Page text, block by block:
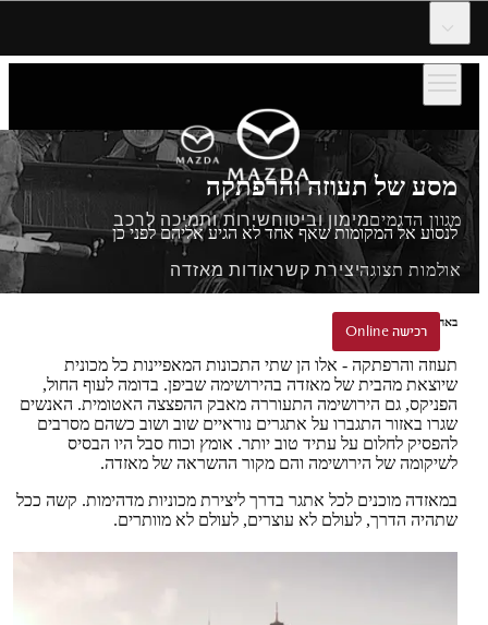
מגוון הדגמיםמימון וביטוחשירות ותמיכה לרכב
אולמות תצוגהיצירת קשראודות מאזדה
רכישה Online
מסע של תעוזה והרפתקה
לנסוע אל המקומות שאף אחד לא הגיע אליהם לפני כן
באהבה ובאומץ מהירושימה
תעוזה והרפתקה - אלו הן שתי התכונות המאפיינות כל מכונית
שיוצאת מהבית של מאזדה בהירושימה שביפן. בדומה לעוף החול,
הפניקס, גם הירושימה התעוררה מאבק ההפצצה האטומית. האנשים
שגרו באזור התגברו על אתגרים נוראיים שוב ושוב כשהם מסרבים
להפסיק לחלום על עתיד טוב יותר. אומץ וכוח סבל היו הבסיס
לשיקומה של הירושימה והם מקור ההשראה של מאזדה.
במאזדה מוכנים לכל אתגר בדרך ליצירת מכוניות מדהימות. קשה ככל
שתהיה הדרך, לעולם לא עוצרים, לעולם לא מוותרים.